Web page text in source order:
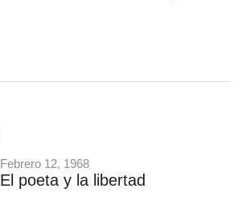
Febrero 12, 1968
El poeta y la libertad